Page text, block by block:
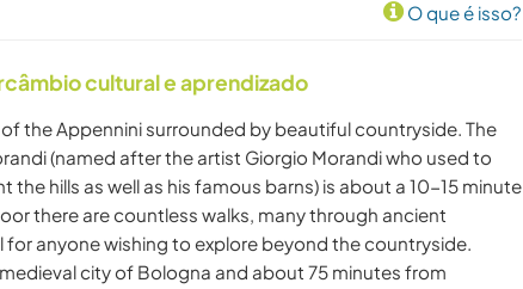
O que é isso?
cultural e aprendizado
the Appennini surrounded by beautiful countryside. The
(named after the artist Giorgio Morandi who used to
the hills as well as his famous barns) is about a 10-15 minute
there are countless walks, many through ancient
for anyone wishing to explore beyond the countryside.
city of Bologna and about 75 minutes from